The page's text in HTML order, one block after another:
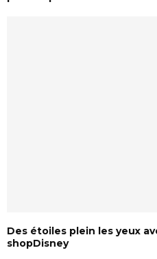
Des étoiles plein les yeux
shopDisney